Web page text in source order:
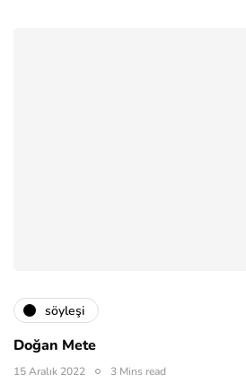
söyleşi
Doğan Mete
15 Aralık 2022 3 Mins read